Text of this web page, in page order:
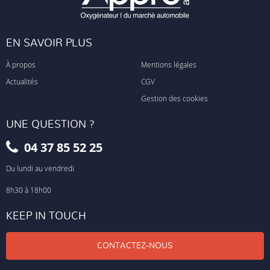
EN SAVOIR PLUS
À propos
Actualités
Mentions légales
CGV
Gestion des cookies
UNE QUESTION ?
04 37 85 52 25
Du lundi au vendredi
8h30 à 18h00
KEEP IN TOUCH
CONTACTEZ-NOUS